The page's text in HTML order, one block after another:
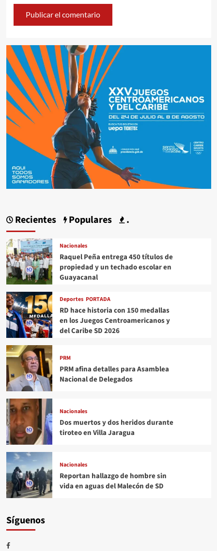
Recientes Populares .
Nacionales
Raquel Peña entrega 450 títulos de
propiedad y un techado escolar en
Guayacanal
Deportes PORTADA
RD hace historia con 150 medallas
en los Juegos Centroamericanos y
del Caribe SD 2026
PRM
PRM afina detalles para Asamblea
Nacional de Delegados
Nacionales
Dos muertos y dos heridos durante
tiroteo en Villa Jaragua
Nacionales
Reportan hallazgo de hombre sin
vida en aguas del Malecón de SD
Síguenos